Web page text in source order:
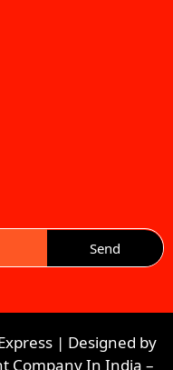
Send
| Designed by
Company In India –